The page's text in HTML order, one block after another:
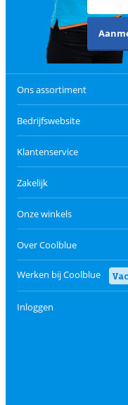
Ons assortiment
Bedrijfswebsite
Klantenservice
Zakelijk
Onze winkels
Over Coolblue
Werken bij Coolblue
Inloggen